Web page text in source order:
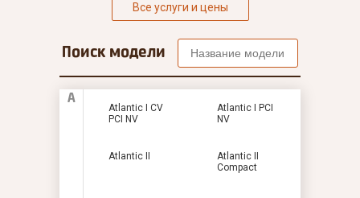
Все услуги и цены
Поиск модели
A
Atlantic I CV
PCI NV
Atlantic I PCI
NV
Atlantic II
Atlantic II
Compact